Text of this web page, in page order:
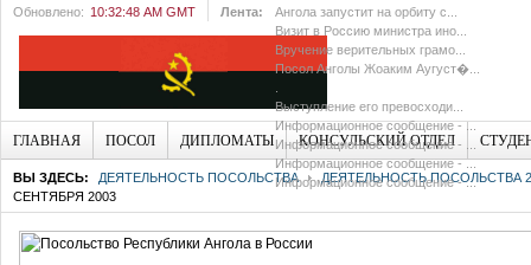
Обновлено: 10:32:48 AM GMT Лента:
Ангола запустит на орбиту с...
Визит в Россию министра ино...
Вручение верительных грамо...
Посол Анголы Жоаким Аугуст�...
Выступление его превосходи...
Информационное сообщение - ...
Информационное сообщение - ...
Информационное сообщение - ...
Информационное сообщение - ...
ГЛАВНАЯ ПОСОЛ ДИПЛОМАТЫ КОНСУЛЬСКИЙ ОТДЕЛ
ВЫ ЗДЕСЬ: ДЕЯТЕЛЬНОСТЬ ПОСОЛЬСТВА
ДЕЯТЕЛЬНОСТЬ ПОСОЛЬСТВА
СЕНТЯБРЯ 2003